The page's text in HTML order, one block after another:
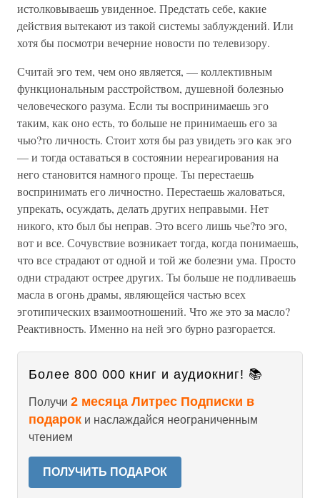
истолковываешь увиденное. Предстать себе, какие
действия вытекают из такой системы заблуждений. Или
хотя бы посмотри вечерние новости по телевизору.
Считай эго тем, чем оно является, — коллективным
функциональным расстройством, душевной болезнью
человеческого разума. Если ты воспринимаешь эго
таким, как оно есть, то больше не принимаешь его за
чью?то личность. Стоит хотя бы раз увидеть эго как эго
— и тогда оставаться в состоянии нереагирования на
него становится намного проще. Ты перестаешь
воспринимать его личностно. Перестаешь жаловаться,
упрекать, осуждать, делать других неправыми. Нет
никого, кто был бы неправ. Это всего лишь чье?то эго,
вот и все. Сочувствие возникает тогда, когда понимаешь,
что все страдают от одной и той же болезни ума. Просто
одни страдают острее других. Ты больше не подливаешь
масла в огонь драмы, являющейся частью всех
эготипических взаимоотношений. Что же это за масло?
Реактивность. Именно на ней эго бурно разгорается.
Более 800 000 книг и аудиокниг! 📚
Получи 2 месяца Литрес Подписки в
подарок и наслаждайся неограниченным
чтением
ПОЛУЧИТЬ ПОДАРОК